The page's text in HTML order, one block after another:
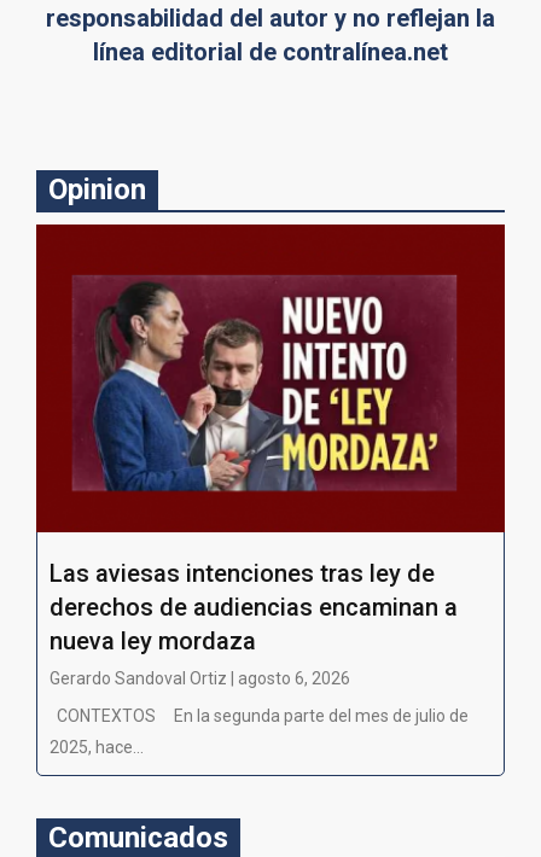
responsabilidad del autor y no reflejan la
línea editorial de contralínea.net
Opinion
Las aviesas intenciones tras ley de
derechos de audiencias encaminan a
nueva ley mordaza
Gerardo Sandoval Ortiz | agosto 6, 2026
CONTEXTOS En la segunda parte del mes de julio de
2025, hace...
Comunicados